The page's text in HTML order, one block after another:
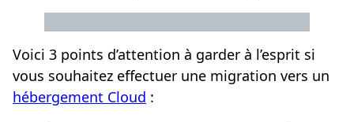
Voici 3 points d’attention à garder à l’esprit si
vous souhaitez effectuer une migration vers un
hébergement Cloud :